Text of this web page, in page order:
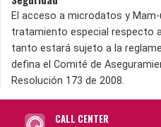
El acceso a microdatos y
tratamiento especial respecto
tanto estará sujeto a la
defina el Comité de
Resolución 173 de 2008.
CALL CENTER